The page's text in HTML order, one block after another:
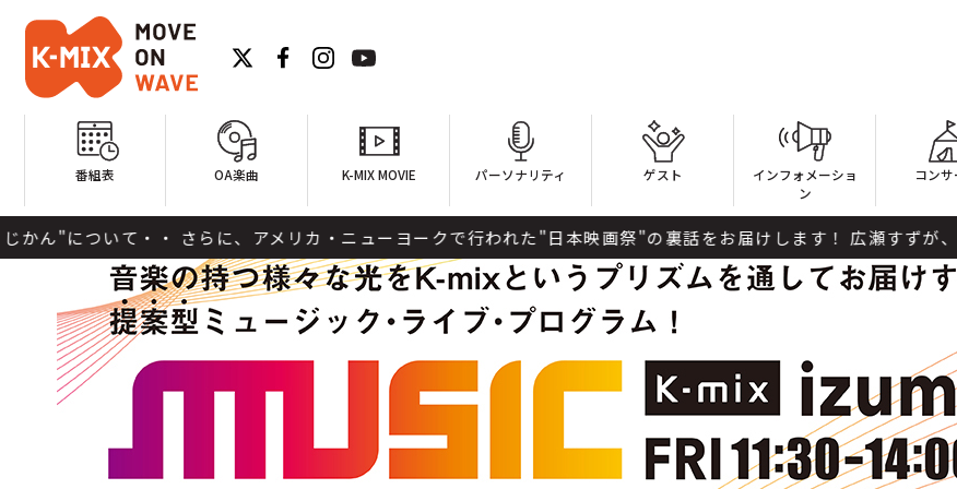
番組表 OA楽曲 K-MIX MOVIE パーソナリティ ゲスト
インフォメーショ
ン
コンサ
に、アメリカ・ニューヨークで行われた"日本映画祭"の裏話をお届けします！ 広瀬すずが、土曜日の午後のひ